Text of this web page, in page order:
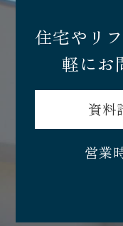
住宅やリ
軽にお
資料
営業